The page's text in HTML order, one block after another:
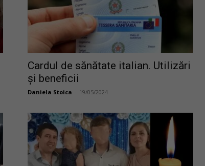
românului
Cardul de sănătate italian. Utilizări
și beneficii
Daniela Stoica 19/05/2024